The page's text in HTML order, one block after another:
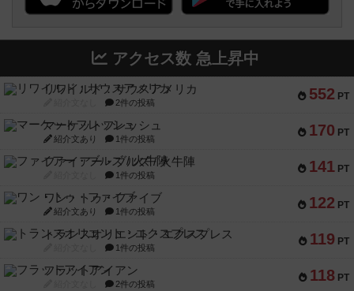
アクセス数 急上昇中
552 PT
リワイルド：サウスアメリカ
2件の投稿
170 PT
マーケットフレッシュ
紹介文あり 1件の投稿
141 PT
ファイアー・ブルズ / 火牛陣
1件の投稿
122 PT
ワン・トゥ・ファイブ
紹介文あり 1件の投稿
119 PT
トランスオリエント・エクスプレス
1件の投稿
118 PT
フラットアイアン
2件の投稿